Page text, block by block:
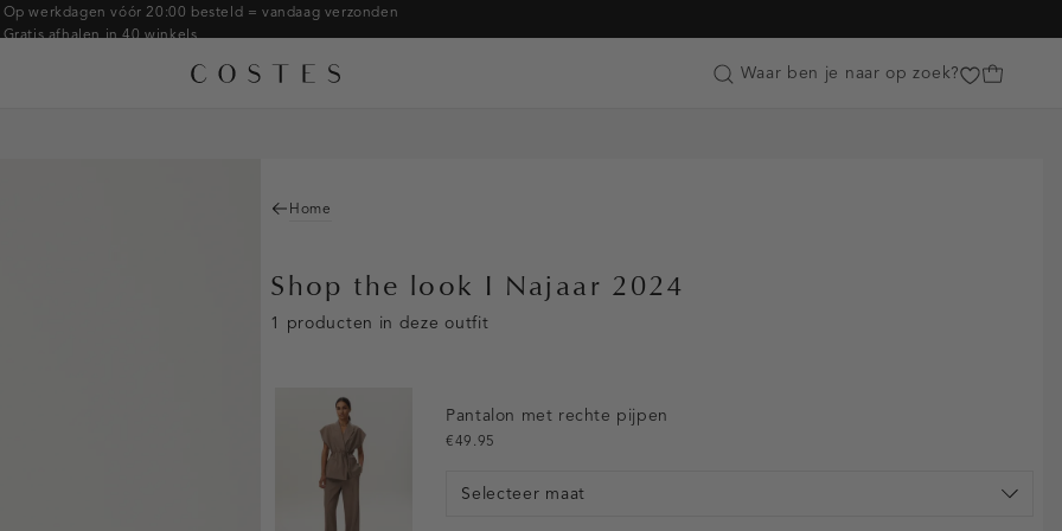
Op werkdagen vóór 20:00 besteld = vandaag verzonden
Gratis afhalen in 40 winkels
Betaal zoals jij wilt: o.a. Bancontact, Riverty, Apple pay & creditcard
Customer Care
Waar ben je naar op zoek?
Home
Shop the look I Najaar 2024
1 producten in deze outfit
Pantalon met rechte pijpen
€49.95
Selecteer maat